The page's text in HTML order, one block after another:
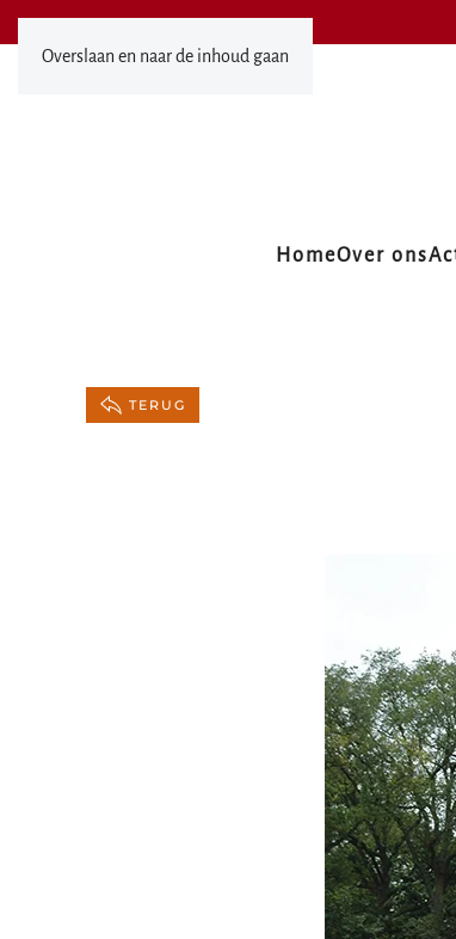
Overslaan en naar de inhoud gaan
HomeOver ons
TERUG